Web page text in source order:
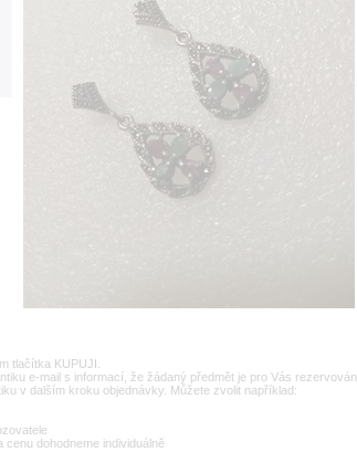
tlačítka KUPUJI.
e-mail s informací, že žádaný předmět je pro Vás rezervován.
v dalším kroku objednávky. Můžete zvolit například:
dohodneme individuálně